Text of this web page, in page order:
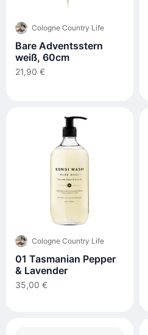
Cologne Country Life
Bare Adventsstern
weiß, 60cm
21,90 €
Cologne Country Life
01 Tasmanian Pepper
& Lavender
35,00 €